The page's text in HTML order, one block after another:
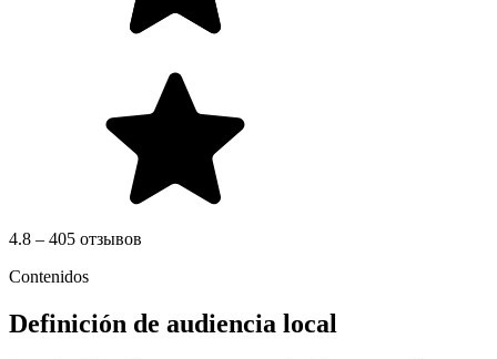
4.8 – 405 отзывов
Contenidos
Definición de audiencia local